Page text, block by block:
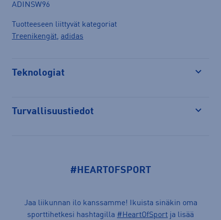
ADINSW96
Tuotteeseen liittyvät kategoriat
Treenikengät, adidas
Teknologiat
Turvallisuustiedot
#HEARTOFSPORT
Jaa liikunnan ilo kanssamme! Ikuista sinäkin oma
sporttihetkesi hashtagilla #HeartOfSport ja lisää